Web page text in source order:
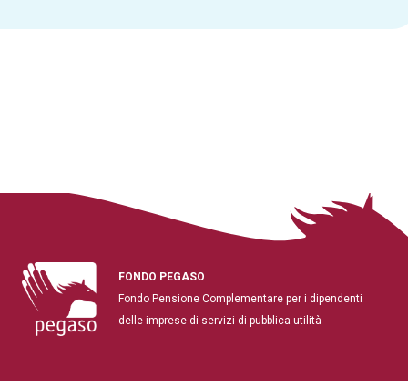
FONDO PEGASO
Fondo Pensione Complementare per i dipendenti
delle imprese di servizi di pubblica utilità